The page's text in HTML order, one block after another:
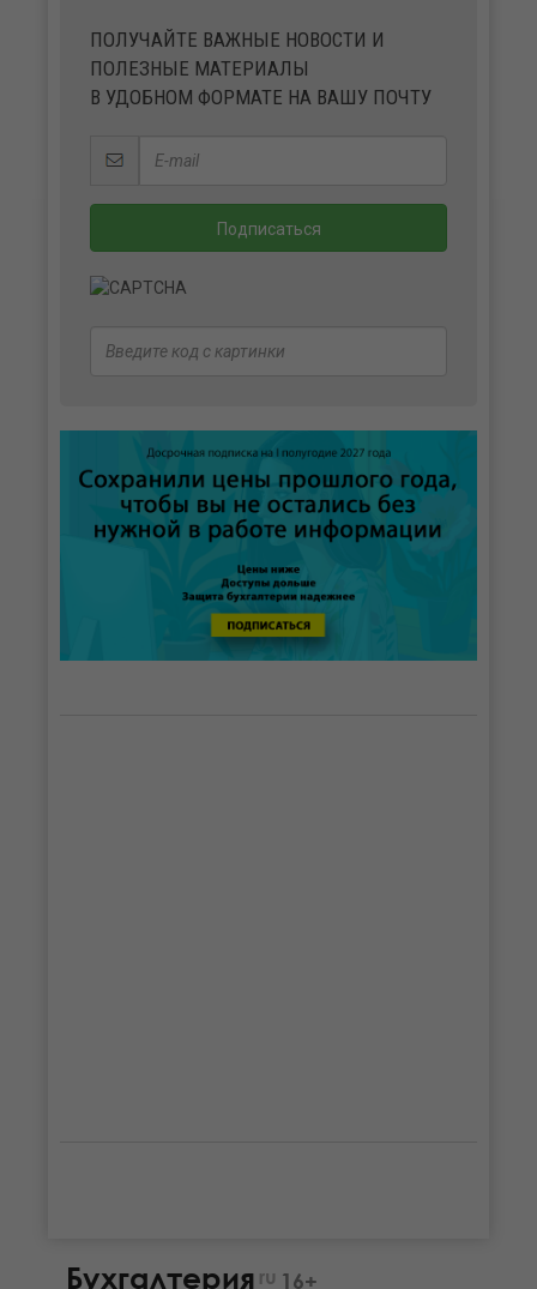
ПОЛУЧАЙТЕ ВАЖНЫЕ НОВОСТИ И
ПОЛЕЗНЫЕ МАТЕРИАЛЫ
В УДОБНОМ ФОРМАТЕ НА ВАШУ ПОЧТУ
Бухгалтерия ru 16+